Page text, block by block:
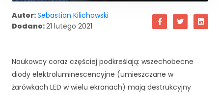
Autor:Sebastian Kilichowski
Dodano:21 lutego 2021
Naukowcy coraz częściej podkreślają: wszechobecne
diody elektroluminescencyjne (umieszczane w
żarówkach LED w wielu ekranach) mają destrukcyjny